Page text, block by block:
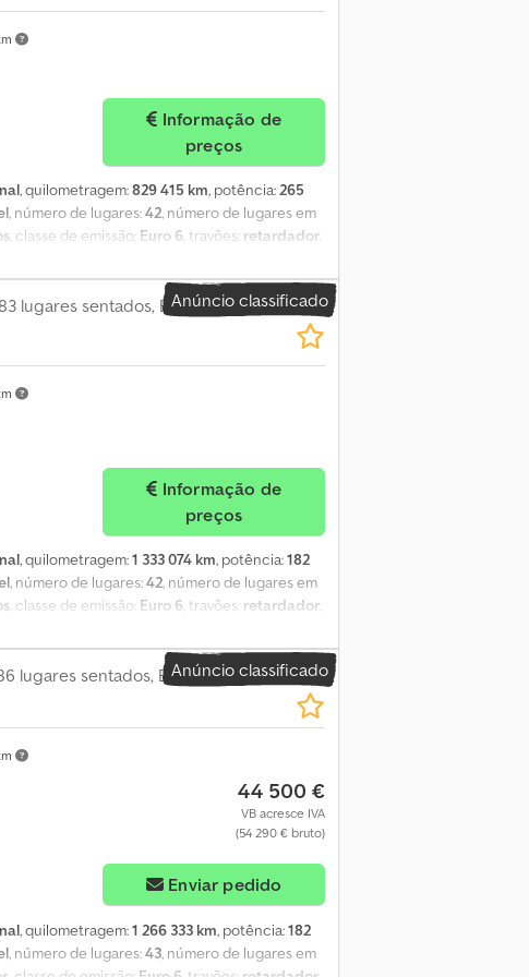
europeu de autocarros usados.
preços
, quilometragem:829 415 km, potência:265
, número de lugares:42, número de lugares em
, classe de emissão: Euro 6, travões: retardador,
estacionário, ar condicionado, controlo
- Primeiro registo: 2016 - Quilómetros:
- Transmissão: Automática - Potência: 265
OM470 LA 6-5 Equipamento: - Ar condicionado
cadeiras de rodas - Aquecedor auxiliar Vendido
Anúncio classificado
lugares sentados, Euro 6
preços
, quilometragem:1 333 074 km, potência:182
, número de lugares:42, número de lugares em
, classe de emissão: Euro 6, travões: retardador,
estacionário, ar condicionado, controlo
2016 - Quilometragem: 1.333.074 -
Euro 6 - Combustível: Diesel - Transmissão:
2 - Motor: Cummins Equipamento: - Ar
rodas - Aquecimento de estacionamento
Anúncio classificado
lugares sentados, Euro 6
44 500 €
VB acresce IVA
(54 290 € bruto)
Enviar pedido
, quilometragem:1 266 333 km, potência:182
, número de lugares:43 , número de lugares em